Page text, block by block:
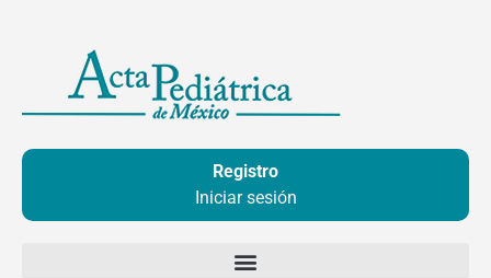
contenido
Registro
Iniciar sesión